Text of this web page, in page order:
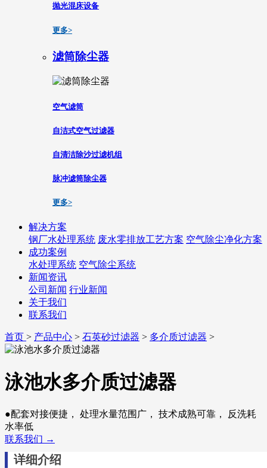
抛光混床设备
更多>
滤筒除尘器
空气滤筒
自洁式空气过滤器
自清洁除沙过滤机组
脉冲滤筒除尘器
更多>
解决方案
钢厂水处理系统 废水零排放工艺方案 空气除尘净化方案
成功案例
水处理系统 空气除尘系统
新闻资讯
公司新闻 行业新闻
关于我们
联系我们
首页 > 产品中心 > 石英砂过滤器 > 多介质过滤器 >
泳池水多介质过滤器
●配套对接便捷， 处理水量范围广， 技术成熟可靠， 反洗耗
水率低
联系我们 →
详细介绍